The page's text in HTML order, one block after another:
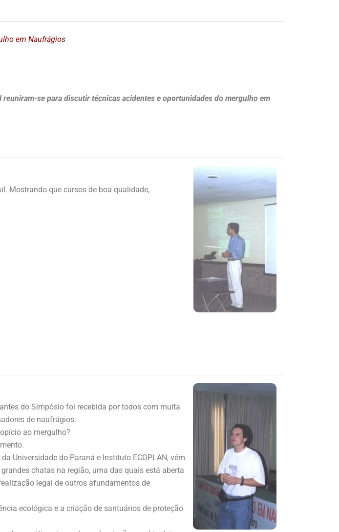
em Naufrágios
se para discutir técnicas acidentes e oportunidades do mergulho em
Mostrando que cursos de boa qualidade,
do Simpósio foi recebida por todos com muita
de naufrágios.
ao mergulho?
Universidade do Paraná e Instituto ECOPLAN, vêm
chatas na região, uma das quais está aberta
legal de outros afundamentos de
ecológica e a criação de santuários de proteção